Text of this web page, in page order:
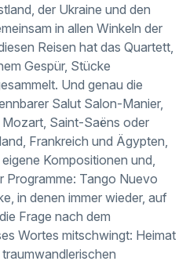
der Ukraine und den
in allen Winkeln der
Reisen hat das Quartett,
Gespür, Stücke
Und genau die
Salut Salon-Manier,
Saint-Saëns oder
Frankreich und Ägypten,
Kompositionen und,
Programme: Tango Nuevo
in denen immer wieder, auf
Frage nach dem
Wortes mitschwingt: Heimat